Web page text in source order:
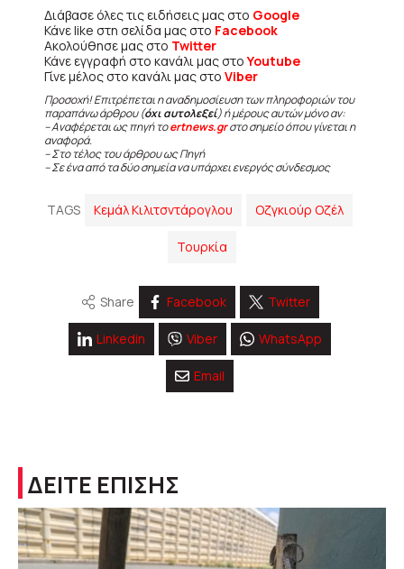
Διάβασε όλες τις ειδήσεις μας στο Google
Κάνε like στη σελίδα μας στο Facebook
Ακολούθησε μας στο Twitter
Κάνε εγγραφή στο κανάλι μας στοYoutube
Γίνε μέλος στο κανάλι μας στο Viber
Προσοχή! Επιτρέπεται η αναδημοσίευση των πληροφοριών του
παραπάνω άρθρου (όχι αυτολεξεί) ή μέρους αυτών μόνο αν:
– Αναφέρεται ως πηγή τοertnews.grστο σημείο όπου γίνεται η
αναφορά.
– Στο τέλος του άρθρου ως Πηγή
– Σε ένα από τα δύο σημεία να υπάρχει ενεργός σύνδεσμος
TAGS Κεμάλ Κιλιτσντάρογλου Οζγκιούρ Οζέλ
Τουρκία
Share Facebook Twitter
Linkedin Viber WhatsApp
Email
ΔΕΙΤΕ ΕΠΙΣΗΣ